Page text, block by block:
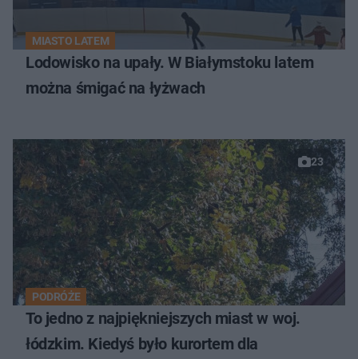
MIASTO LATEM
Lodowisko na upały. W Białymstoku latem
można śmigać na łyżwach
23
PODRÓŻE
To jedno z najpiękniejszych miast w woj.
łódzkim. Kiedyś było kurortem dla